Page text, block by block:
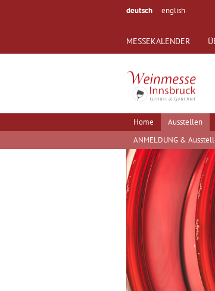
deutsch english
MESSEKALENDER
Home Ausstellen
ANMELDUNG &